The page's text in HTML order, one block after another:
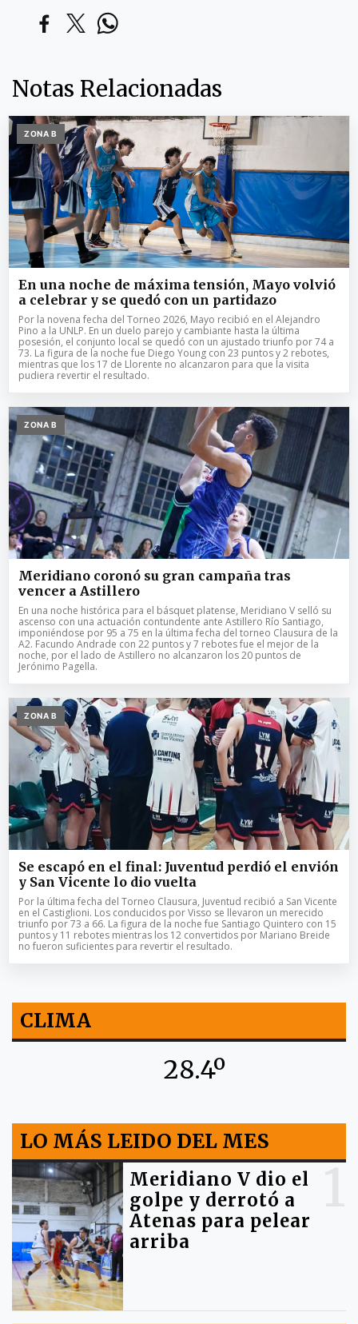
Notas Relacionadas
ZONA B
En una noche de máxima tensión, Mayo volvió
a celebrar y se quedó con un partidazo
Por la novena fecha del Torneo 2026, Mayo recibió en el Alejandro
Pino a la UNLP. En un duelo parejo y cambiante hasta la última
posesión, el conjunto local se quedó con un ajustado triunfo por 74 a
73. La figura de la noche fue Diego Young con 23 puntos y 2 rebotes,
mientras que los 17 de Llorente no alcanzaron para que la visita
pudiera revertir el resultado.
ZONA B
Meridiano coronó su gran campaña tras
vencer a Astillero
En una noche histórica para el básquet platense, Meridiano V selló su
ascenso con una actuación contundente ante Astillero Río Santiago,
imponiéndose por 95 a 75 en la última fecha del torneo Clausura de la
A2. Facundo Andrade con 22 puntos y 7 rebotes fue el mejor de la
noche, por el lado de Astillero no alcanzaron los 20 puntos de
Jerónimo Pagella.
ZONA B
Se escapó en el final: Juventud perdió el envión
y San Vicente lo dio vuelta
Por la última fecha del Torneo Clausura, Juventud recibió a San Vicente
en el Castiglioni. Los conducidos por Visso se llevaron un merecido
triunfo por 73 a 66. La figura de la noche fue Santiago Quintero con 15
puntos y 11 rebotes mientras los 12 convertidos por Mariano Breide
no fueron suficientes para revertir el resultado.
CLIMA
28.4º
LO MÁS LEIDO DEL MES
Meridiano V dio el
golpe y derrotó a
Atenas para pelear
arriba